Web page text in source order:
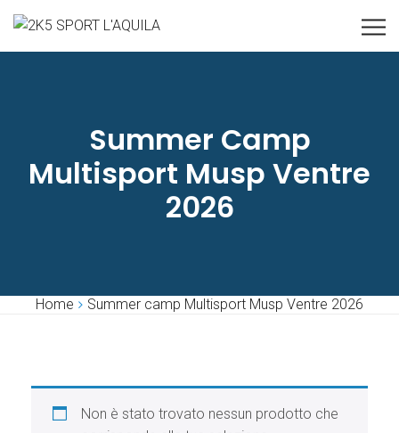
Summer Camp
Multisport Musp Ventre
2026
Home Summer camp Multisport Musp Ventre 2026
Non è stato trovato nessun prodotto che